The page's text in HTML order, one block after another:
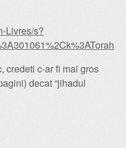
Livres/s?
credeti c-ar fi mai gros
decat “jihadul